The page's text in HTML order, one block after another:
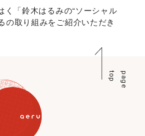
「鈴木はるみの“ソーシャル
の取り組みをご紹介いただき
p
a
g
e
t
o
p